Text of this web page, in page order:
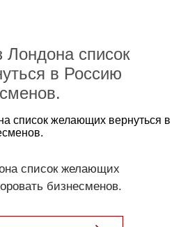
Лондона список
в Россию
список желающих вернуться в
список желающих
бизнесменов.